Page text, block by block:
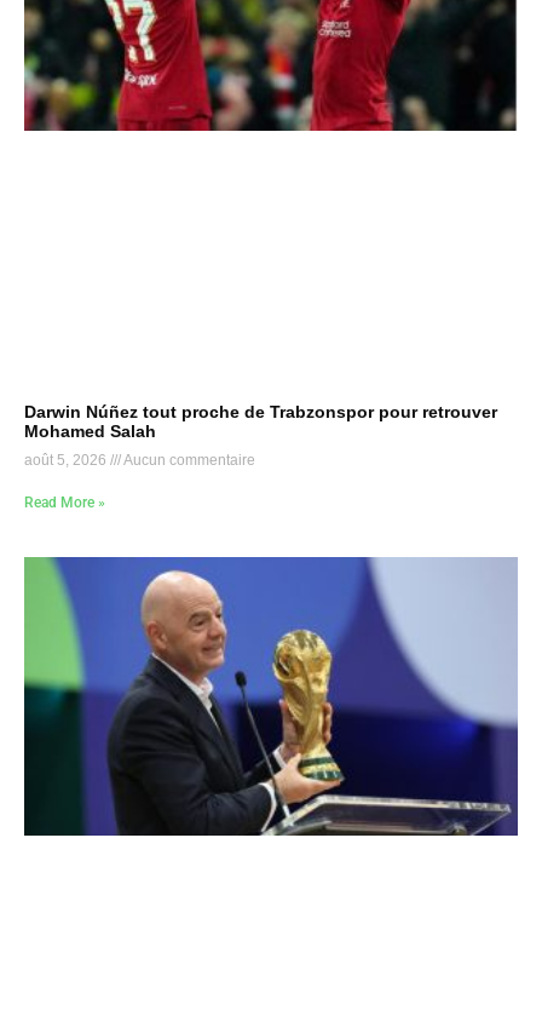
Darwin Núñez tout proche de Trabzonspor pour retrouver
Mohamed Salah
août 5, 2026 Aucun commentaire
Read More »